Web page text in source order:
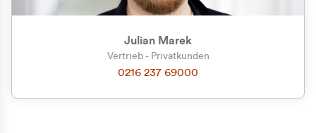
Julian Marek
Vertrieb - Privatkunden
0216 237 69000